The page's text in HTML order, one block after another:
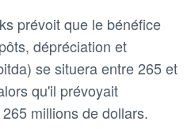
prévoit que le bénéfice
dépréciation et
se situera entre 265 et
qu'il prévoyait
millions de dollars.